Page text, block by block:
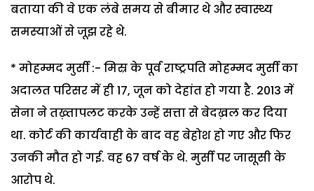
बताया की वे एक लंबे समय से बीमार थे और स्वास्थ्य
समस्याओं से जूझ रहे थे.
* मोहम्मद मुर्सी :- मिस्र के पूर्व राष्ट्रपति मोहम्मद मुर्सी का
अदालत परिसर में ही 17, जून को देहांत हो गया है. 2013 में
सेना ने तख़्तापलट करके उन्हें सत्ता से बेदख़ल कर दिया
था. कोर्ट की कार्यवाही के बाद वह बेहोश हो गए और फिर
उनकी मौत हो गई. वह 67 वर्ष के थे. मुर्सी पर जासूसी के
आरोप थे.